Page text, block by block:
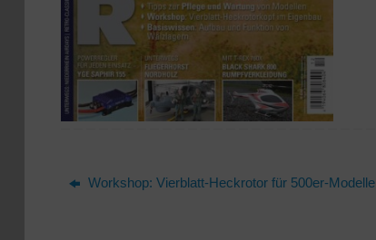
Workshop: Vierblatt-Heckrotor für 500er-Modelle